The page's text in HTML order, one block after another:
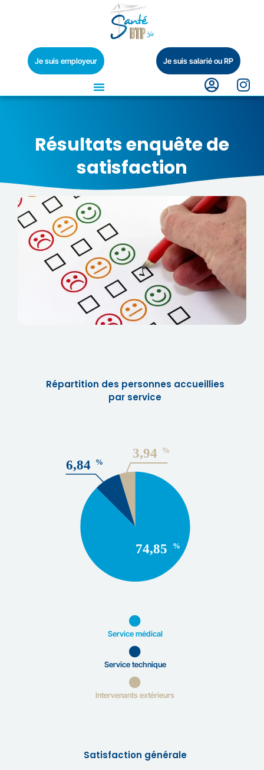
Je suis employeur Je suis salarié ou RP
Résultats enquête de
satisfaction
Répartition des personnes accueillies
par service
Service médical
Service technique
Intervenants extérieurs
Satisfaction générale